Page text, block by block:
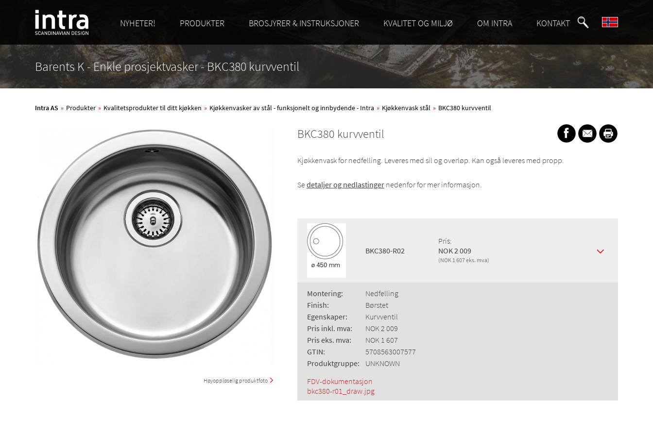
NYHETER! PRODUKTER BROSJYRER & INSTRUKSJONER KVALITET OG MILJØ OM INTRA KONTAKT
Barents K - Enkle prosjektvasker - BKC380 kurvventil
Intra AS » Produkter » Kvalitetsprodukter til ditt kjøkken » Kjøkkenvasker av stål - funksjonelt og innbydende - Intra » Kjøkkenvask stål » BKC380 kurvventil
Høyoppløselig produktfoto
BKC380 kurvventil
Kjøkkenvask for nedfelling. Leveres med sil og overløp. Kan også leveres med propp.
Se detaljer og nedlastinger nedenfor for mer informasjon.
BKC380-R02
Pris:
NOK 2 009
(NOK 1 607 eks. mva)
Montering:
Nedfelling
Finish:
Børstet
Egenskaper:
Kurvventil
Pris inkl. mva:
NOK 2 009
Pris eks. mva:
NOK 1 607
GTIN:
5708563007577
Produktgruppe:
UNKNOWN
FDV-dokumentasjon
bkc380-r01_draw.jpg